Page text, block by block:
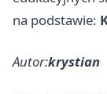
na podstawie:
Autor:krystian